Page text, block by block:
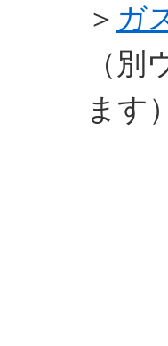
＞ ガ
（
ます）